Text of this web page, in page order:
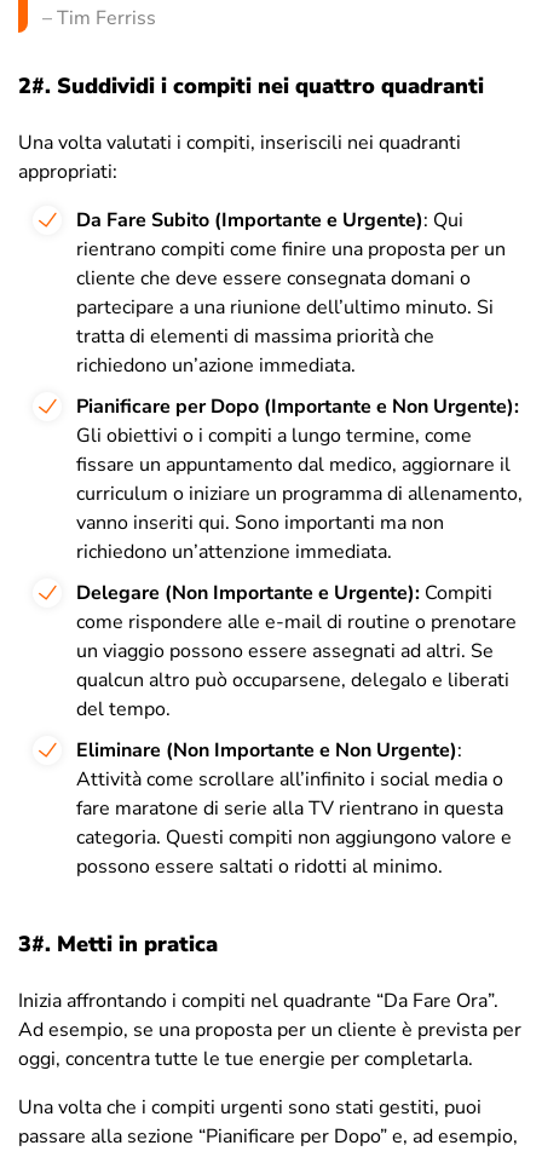
– Tim Ferriss
2#. Suddividi i compiti nei quattro quadranti
Una volta valutati i compiti, inseriscili nei quadranti
appropriati:
Da Fare Subito (Importante e Urgente): Qui
rientrano compiti come finire una proposta per un
cliente che deve essere consegnata domani o
partecipare a una riunione dell’ultimo minuto. Si
tratta di elementi di massima priorità che
richiedono un’azione immediata.
Pianificare per Dopo (Importante e Non Urgente):
Gli obiettivi o i compiti a lungo termine, come
fissare un appuntamento dal medico, aggiornare il
curriculum o iniziare un programma di allenamento,
vanno inseriti qui. Sono importanti ma non
richiedono un’attenzione immediata.
Delegare (Non Importante e Urgente): Compiti
come rispondere alle e-mail di routine o prenotare
un viaggio possono essere assegnati ad altri. Se
qualcun altro può occuparsene, delegalo e liberati
del tempo.
Eliminare (Non Importante e Non Urgente):
Attività come scrollare all’infinito i social media o
fare maratone di serie alla TV rientrano in questa
categoria. Questi compiti non aggiungono valore e
possono essere saltati o ridotti al minimo.
3#. Metti in pratica
Inizia affrontando i compiti nel quadrante “Da Fare Ora”.
Ad esempio, se una proposta per un cliente è prevista per
oggi, concentra tutte le tue energie per completarla.
Una volta che i compiti urgenti sono stati gestiti, puoi
passare alla sezione “Pianificare per Dopo” e, ad esempio,